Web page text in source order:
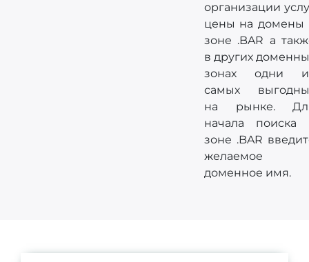
организации
цены на домены
зоне .BAR а
в других
зонах одни
самых
на рынке.
начала поиска
зоне .BAR
желаемое
доменное имя.